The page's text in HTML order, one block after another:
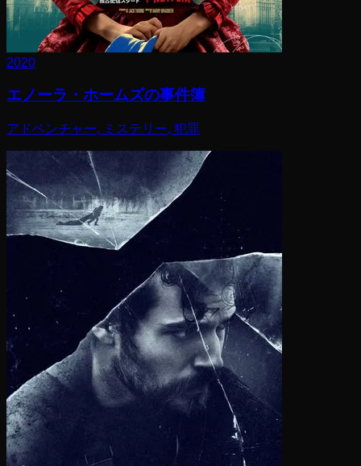
2020
エノーラ・ホームズの事件簿
アドベンチャー, ミステリー, 犯罪